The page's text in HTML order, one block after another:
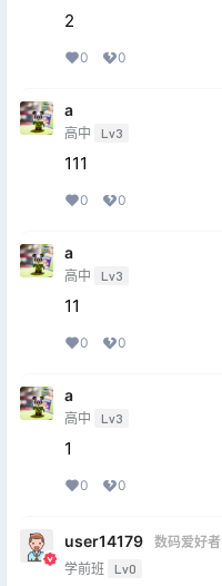
2
0 0
a
高中 Lv3
111
0 0
a
高中 Lv3
11
0 0
a
高中 Lv3
1
0 0
user14179
数码爱好者
学前班 Lv0